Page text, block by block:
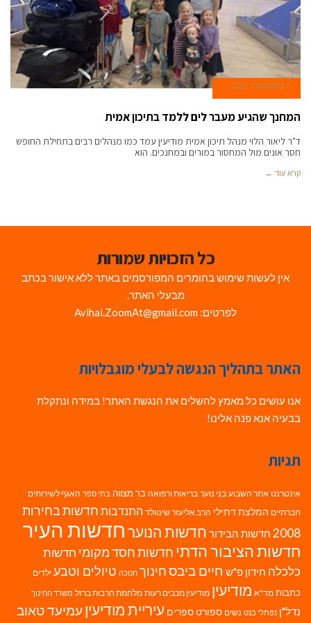
7 בספטמבר 2022
המחנך שהגיע מעבר לים ללמד בתיכון אמית
ד"ר ליאור הלוי מנהל תיכון אמית מודיעין עמד כמו מנהלים רבים בתחילת החופש
חסר אונים מול המחסור במורים ובמחנכים. הוא
קרא עוד ←
כל הזכויות שמורות
אין לעשות שימוש בחומרים המפורסמים באתר ללא אישור בכתב
מבעלי האתר.
לפרטים: Avihai.ZoomAt@gmail.com
האתר בתהליך הנגשה לבעלי מוגבלויות
אנו עושים כל מאמץ להשלים את הנגשת האתר! במידה ונתקלת
בבעיה אנא פנה אלינו!
תגיות
אינטרנט אתר השבוע בני נוער בריאות ורפואה בר מצווה בתי ספר האגף לשירותים
חברתיים המלצת דתילי הרב אליעזר שינוולד התנדבות חדשות בחירות
2008 חדשות הבידור חדשות הנוערחדשות העיר
חדשות הציבור הדתי חדשות חסד מקומי חדשות
כלכלה חידון פ"ש חיים ביבסחינוך חנוכה טיולים וטבע ילדים
כתבות מד"א מודיעין מודיעין מכבים רעות מלחמת חרבות ברזל משרד החינוך
נדל"ן נפתלי בנט נשים ספורט ספרים עיריית מודיעין עמיעד טאוב